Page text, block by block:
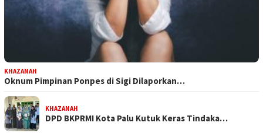
KHAZANAH
Oknum Pimpinan Ponpes di Sigi Dilaporkan…
KHAZANAH
DPD BKPRMI Kota Palu Kutuk Keras Tindaka…